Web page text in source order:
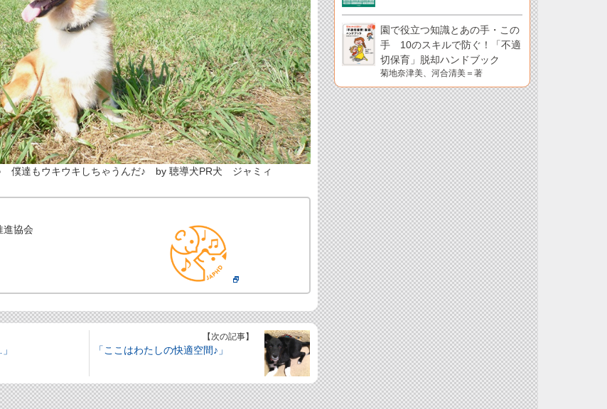
僕達もウキウキしちゃうんだ♪ by 聴導犬PR犬 ジャミィ
協会
【次の記事】
「ここはわたしの快適空間♪」
園で役立つ知識とあの手・この
手 10のスキルで防ぐ！「不適
切保育」脱却ハンドブック
菊地奈津美、河合清美＝著